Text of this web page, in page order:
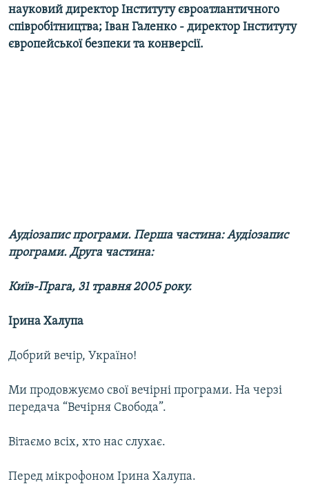
МУЛЬТИМЕДІА
ФОТО
ДОЛУЧАЙСЯ!
Усі сайти RFE/RL
науковий директор Інституту євроатлантичного
співробітництва; Іван Галенко - директор Інституту
європейської безпеки та конверсії.
Аудіозапис програми. Перша частина: Аудіозапис
програми. Друга частина:
Київ-Прага, 31 травня 2005 року.
Ірина Халупа
Добрий вечір, Україно!
Ми продовжуємо свої вечірні програми. На черзі
передача “Вечірня Свобода”.
Вітаємо всіх, хто нас слухає.
Перед мікрофоном Ірина Халупа.